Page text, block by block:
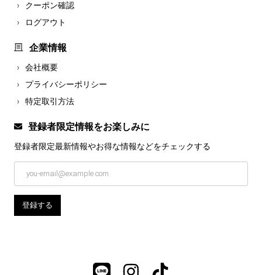
クーポン確認
ログアウト
企業情報
会社概要
プライバシーポリシー
特定取引方法
登録者限定情報をお楽しみに
登録者限定最新情報やお得な情報などをチェックする